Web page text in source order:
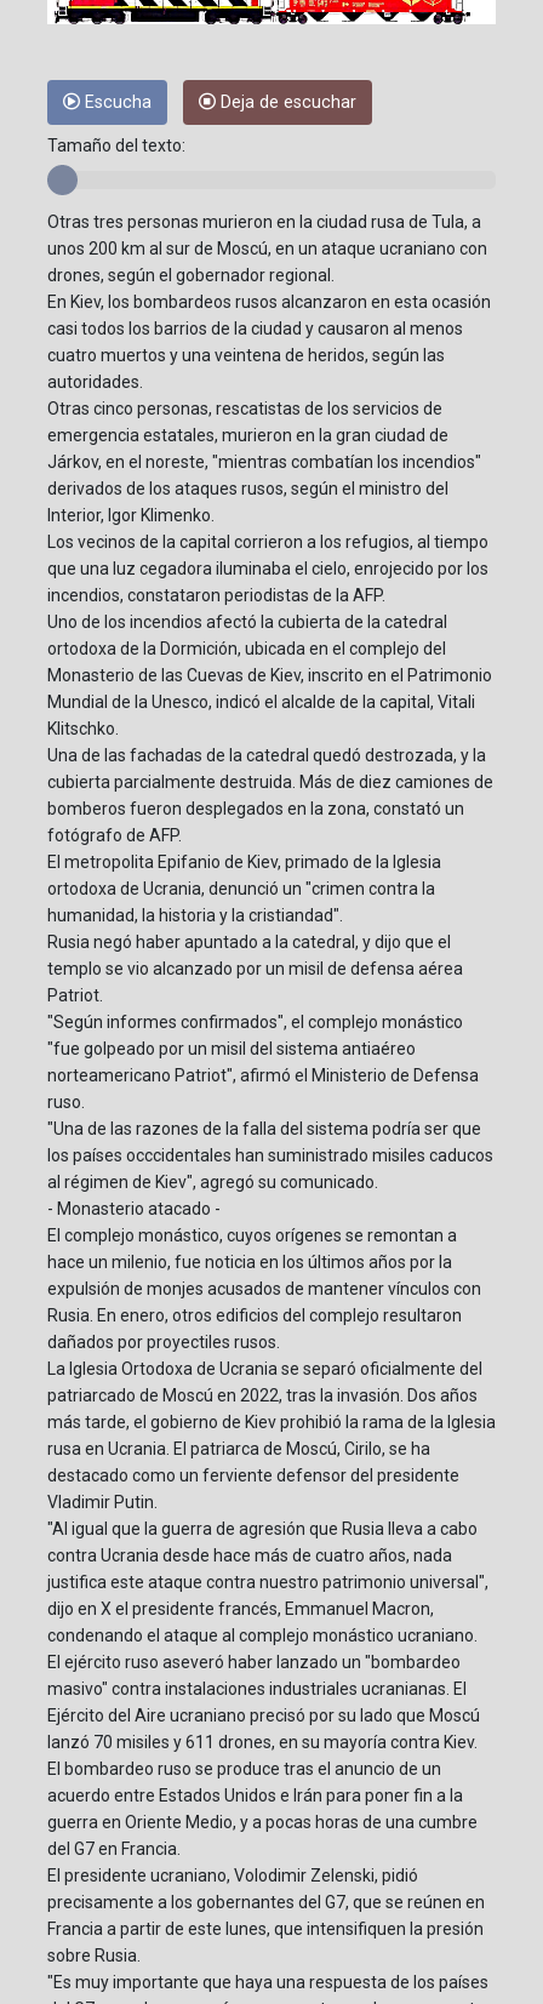
Escucha Deja de escuchar
Tamaño del texto:
Otras tres personas murieron en la ciudad rusa de Tula, a
unos 200 km al sur de Moscú, en un ataque ucraniano con
drones, según el gobernador regional.
En Kiev, los bombardeos rusos alcanzaron en esta ocasión
casi todos los barrios de la ciudad y causaron al menos
cuatro muertos y una veintena de heridos, según las
autoridades.
Otras cinco personas, rescatistas de los servicios de
emergencia estatales, murieron en la gran ciudad de
Járkov, en el noreste, "mientras combatían los incendios"
derivados de los ataques rusos, según el ministro del
Interior, Igor Klimenko.
Los vecinos de la capital corrieron a los refugios, al tiempo
que una luz cegadora iluminaba el cielo, enrojecido por los
incendios, constataron periodistas de la AFP.
Uno de los incendios afectó la cubierta de la catedral
ortodoxa de la Dormición, ubicada en el complejo del
Monasterio de las Cuevas de Kiev, inscrito en el Patrimonio
Mundial de la Unesco, indicó el alcalde de la capital, Vitali
Klitschko.
Una de las fachadas de la catedral quedó destrozada, y la
cubierta parcialmente destruida. Más de diez camiones de
bomberos fueron desplegados en la zona, constató un
fotógrafo de AFP.
El metropolita Epifanio de Kiev, primado de la Iglesia
ortodoxa de Ucrania, denunció un "crimen contra la
humanidad, la historia y la cristiandad".
Rusia negó haber apuntado a la catedral, y dijo que el
templo se vio alcanzado por un misil de defensa aérea
Patriot.
"Según informes confirmados", el complejo monástico
"fue golpeado por un misil del sistema antiaéreo
norteamericano Patriot", afirmó el Ministerio de Defensa
ruso.
"Una de las razones de la falla del sistema podría ser que
los países occcidentales han suministrado misiles caducos
al régimen de Kiev", agregó su comunicado.
- Monasterio atacado -
El complejo monástico, cuyos orígenes se remontan a
hace un milenio, fue noticia en los últimos años por la
expulsión de monjes acusados de mantener vínculos con
Rusia. En enero, otros edificios del complejo resultaron
dañados por proyectiles rusos.
La Iglesia Ortodoxa de Ucrania se separó oficialmente del
patriarcado de Moscú en 2022, tras la invasión. Dos años
más tarde, el gobierno de Kiev prohibió la rama de la Iglesia
rusa en Ucrania. El patriarca de Moscú, Cirilo, se ha
destacado como un ferviente defensor del presidente
Vladimir Putin.
"Al igual que la guerra de agresión que Rusia lleva a cabo
contra Ucrania desde hace más de cuatro años, nada
justifica este ataque contra nuestro patrimonio universal",
dijo en X el presidente francés, Emmanuel Macron,
condenando el ataque al complejo monástico ucraniano.
El ejército ruso aseveró haber lanzado un "bombardeo
masivo" contra instalaciones industriales ucranianas. El
Ejército del Aire ucraniano precisó por su lado que Moscú
lanzó 70 misiles y 611 drones, en su mayoría contra Kiev.
El bombardeo ruso se produce tras el anuncio de un
acuerdo entre Estados Unidos e Irán para poner fin a la
guerra en Oriente Medio, y a pocas horas de una cumbre
del G7 en Francia.
El presidente ucraniano, Volodimir Zelenski, pidió
precisamente a los gobernantes del G7, que se reúnen en
Francia a partir de este lunes, que intensifiquen la presión
sobre Rusia.
"Es muy importante que haya una respuesta de los países